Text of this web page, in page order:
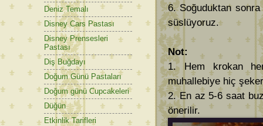
6. Soğuduktan
süslüyoruz.
Not:
1. Hem krokan
muhallebiye hiç
2. En az 5-6 saat
önerilir.
Deniz Temalı
Disney Cars Pastası
Disney Prensesleri
Pastası
Diş Buğdayı
Doğum Günü Pastaları
Doğum günü Cupcakeleri
Düğün
Etkinlik Tarifleri